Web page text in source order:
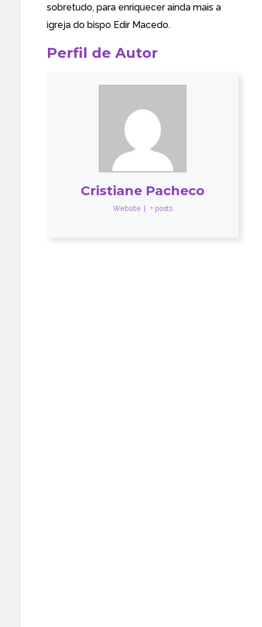
sobretudo, para enriquecer ainda mais a
igreja do bispo Edir Macedo.
Perfil de Autor
Cristiane Pacheco
Website + posts